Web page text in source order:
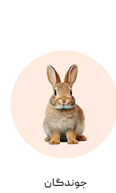
جوندگان